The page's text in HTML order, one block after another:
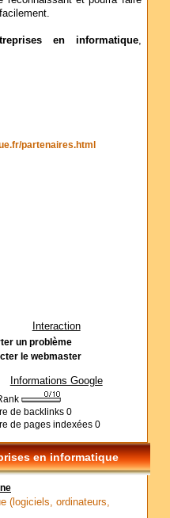
en informatique,
partenaires.html
Interaction
un problème
le webmaster
Informations Google
de backlinks 0
de pages indexées 0
en informatique
(logiciels, ordinateurs,